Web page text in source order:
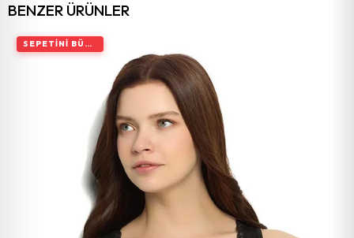
BENZER ÜRÜNLER
SEPETINI BÜYÜT, İNDIRIMI ARTIR